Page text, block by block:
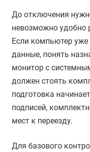
До отключения
невозможно удобно
Если компьютер уже
данные, понять
монитор с
должен стоять
подготовка
подписей,
мест к переезду.
Для базового